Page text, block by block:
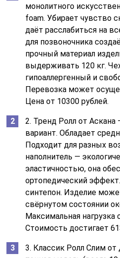
монолитного
foam. Убирает чувство
даёт расслабиться на
для позвоночника
прочный материал
выдерживать 120 кг.
гипоаллергенный и
Перевозка может
Цена от 10300 рублей.
2. Тренд Ролл от
вариант. Обладает
Подходит для разных
наполнитель —
эластичностью, она
ортопедический
синтепон. Изделие
свёрнутом состоянии
Максимальная нагрузка
Стоимость достигает
3. Классик Ролл Слим